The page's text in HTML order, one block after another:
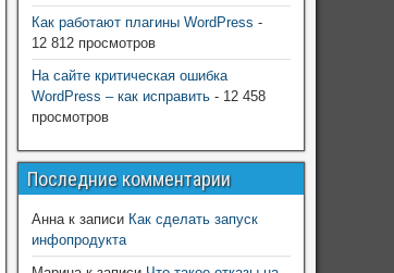
Как работают плагины WordPress -
12 812 просмотров
На сайте критическая ошибка
WordPress – как исправить - 12 458
просмотров
Последние комментарии
Аннак записи Как сделать запуск
инфопродукта